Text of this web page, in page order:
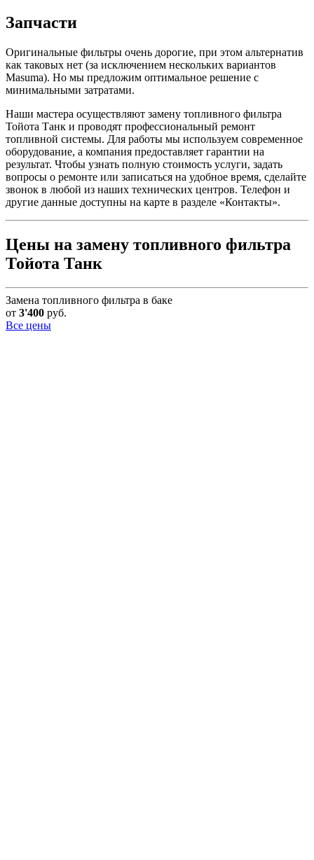
Запчасти
Оригинальные фильтры очень дорогие, при этом альтернатив
как таковых нет (за исключением нескольких вариантов
Masuma). Но мы предложим оптимальное решение с
минимальными затратами.
Наши мастера осуществляют замену топливного фильтра
Тойота Танк и проводят профессиональный ремонт
топливной системы. Для работы мы используем современное
оборудование, а компания предоставляет гарантии на
результат. Чтобы узнать полную стоимость услуги, задать
вопросы о ремонте или записаться на удобное время, сделайте
звонок в любой из наших технических центров. Телефон и
другие данные доступны на карте в разделе «Контакты».
Цены на замену топливного фильтра
Тойота Танк
Замена топливного фильтра в баке
от 3'400 руб.
Все цены